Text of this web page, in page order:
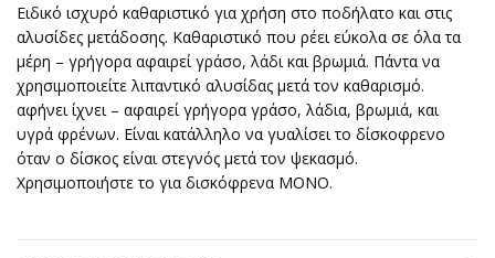
Ειδικό ισχυρό καθαριστικό για χρήση στο ποδήλατο και στις
αλυσίδες μετάδοσης. Καθαριστικό που ρέει εύκολα σε όλα τα
μέρη – γρήγορα αφαιρεί γράσο, λάδι και βρωμιά. Πάντα να
χρησιμοποιείτε λιπαντικό αλυσίδας μετά τον καθαρισμό.
αφήνει ίχνει – αφαιρεί γρήγορα γράσο, λάδια, βρωμιά, και
υγρά φρένων. Είναι κατάλληλο να γυαλίσει το δίσκοφρενο
όταν ο δίσκος είναι στεγνός μετά τον ψεκασμό.
Χρησιμοποιήστε το για δισκόφρενα ΜΟΝΟ.